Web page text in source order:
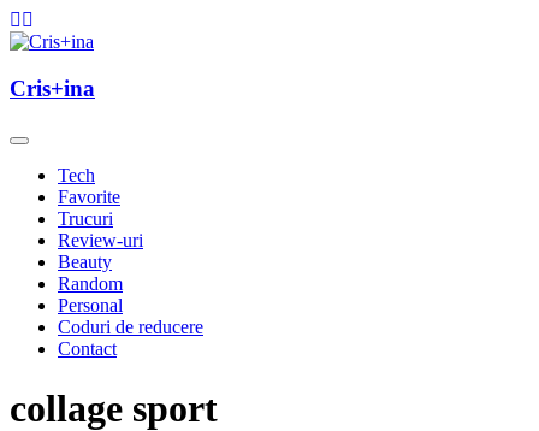
Skip
to
Cris+ina
Cris+ina
Tech
Favorite
Trucuri
Review-uri
Beauty
Random
Personal
Coduri de reducere
Contact
collage sport